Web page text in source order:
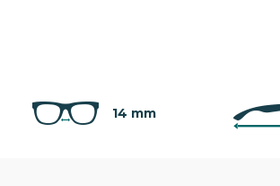
14 mm